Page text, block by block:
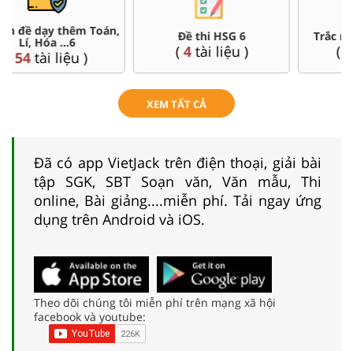
Đề thi HSG 6
(4tài liệu )
Trắc nghiệm đúng sai 6
(26tài liệu )
XEM TẤT CẢ
Đã có app VietJack trên điện thoại, giải bài
tập SGK, SBT Soạn văn, Văn mẫu, Thi
online, Bài giảng....miễn phí. Tải ngay ứng
dụng trên Android và iOS.
Theo dõi chúng tôi miễn phí trên mạng xã hội
facebook và youtube: